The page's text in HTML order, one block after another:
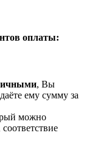
оплаты:
, Вы
ему сумму за
можно